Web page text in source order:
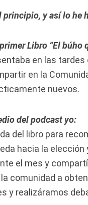
principio, y así lo
Libro “El búho
en las tardes
en la
nuevos.
del podcast yo:
del libro para
hacia la
el mes y
comunidad a
y realizáramos